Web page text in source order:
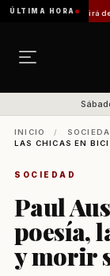
ÚLTIMA HORA
requerirá declaración
INICIO /
LAS CHICAS EN
SOCIEDAD
Paul
poesía,
y morir